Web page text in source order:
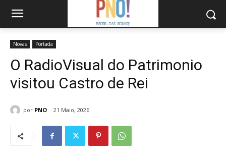
Novas Portada
O RadioVisual do Patrimonio
visitou Castro de Rei
por PNO 21 Maio, 2026